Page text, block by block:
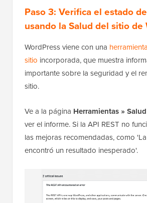
Paso 3: Verifica el estado
usando la Salud del sitio de
WordPress viene con una
sitio incorporada, que muestra
importante sobre la seguridad y el
sitio.
Ve a la página Herramientas »
ver el informe. Si la API REST no
las mejoras recomendadas, como
encontró un resultado inesperado'.